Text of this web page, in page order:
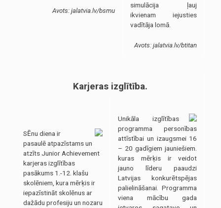
Avots: jalatvia.lv/bsmu
simulācija ļauj
ikvienam iejusties
vadītāja lomā.
Avots: jalatvia.lv/btitan
Karjeras izglītība.
SĒnu diena ir
pasaulē atpazīstams un
atzīts Junior Achievement
karjeras izglītības
pasākums 1.-12. klašu
skolēniem, kura mērķis ir
iepazīstināt skolēnus ar
dažādu profesiju un nozaru
Unikāla izglītības
programma personības
attīstībai un izaugsmei 16
– 20 gadīgiem jauniešiem.
kuras mērķis ir veidot
jauno līderu paaudzi
Latvijas konkurētspējas
palielināšanai. Programma
viena mācību gada